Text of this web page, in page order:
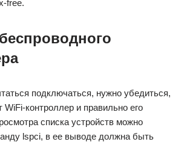
free.
подключаться, нужно убедиться,
WiFi-контроллер и правильно его
списка устройств можно
lspci, в ее выводе должна быть